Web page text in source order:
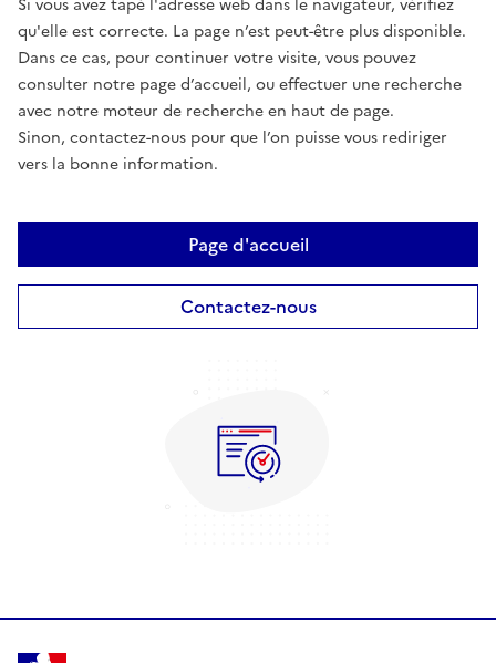
Si vous avez tapé l'adresse web dans le navigateur, vérifiez
qu'elle est correcte. La page n’est peut-être plus disponible.
Dans ce cas, pour continuer votre visite, vous pouvez
consulter notre page d’accueil, ou effectuer une recherche
avec notre moteur de recherche en haut de page.
Sinon, contactez-nous pour que l’on puisse vous rediriger
vers la bonne information.
Page d'accueil
Contactez-nous